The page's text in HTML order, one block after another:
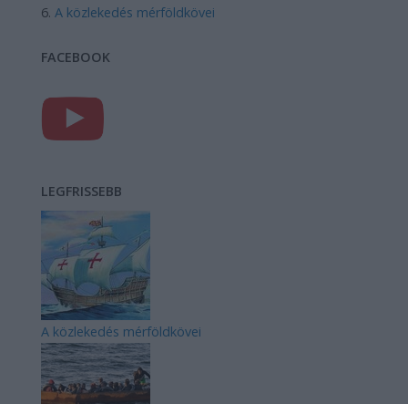
A közlekedés mérföldkövei
FACEBOOK
LEGFRISSEBB
A közlekedés mérföldkövei